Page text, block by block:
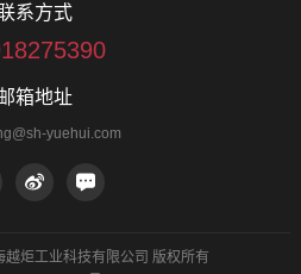
系方式
箱地址
yuehui.com
炬工业科技有限公司 版权所有